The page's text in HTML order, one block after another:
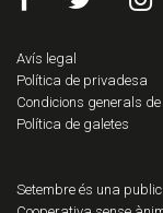
Avís legal
Política de privadesa
Condicions generals
Política de galetes
Setembre és una